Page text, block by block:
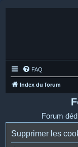
FAQ
Index du forum
Forum
Supprimer les